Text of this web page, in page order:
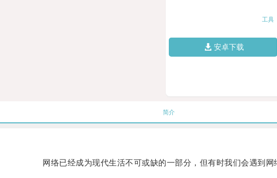
工具
安卓下载
简介
网络已经成为现代生活不可或缺的一部分，但有时我们会遇到网